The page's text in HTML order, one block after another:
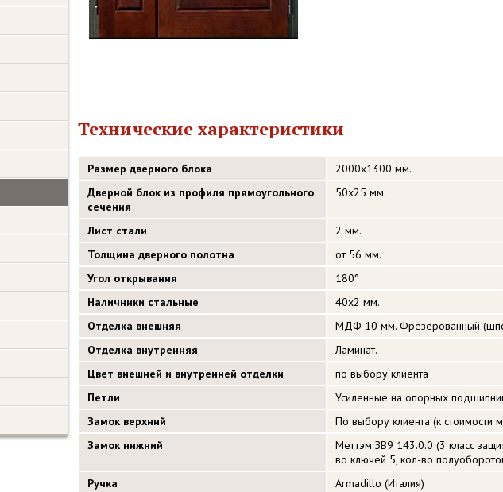
Технические характеристики
Размер дверного блока
2000х1300 мм.
Дверной блок из профиля прямоугольного
сечения
50х25 мм.
Лист стали
2 мм.
Толщина дверного полотна
от 56 мм.
Угол открывания
180°
Наличники стальные
40х2 мм.
Отделка внешняя
МДФ 10 мм. Фрезерованный
Отделка внутренняя
Ламинат.
Цвет внешней и внутренней отделки
по выбору клиента
Петли
Усиленные на опорных
Замок верхний
По выбору клиента (к стоимости
Замок нижний
Меттэм ЗВ9 143.0.0 (3 класс
во ключей 5, кол-во
Ручка
Armadillo (Италия)